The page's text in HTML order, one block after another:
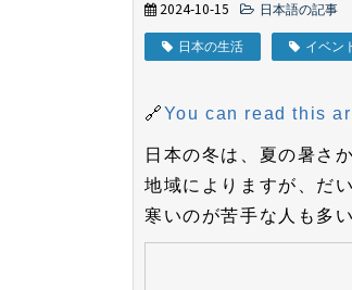
2024-10-15 日本語の記事
日本の生活 イベン
🔗You can read this
日本の冬は、夏の暑さ
地域によりますが、だ
寒いのが苦手な人も多